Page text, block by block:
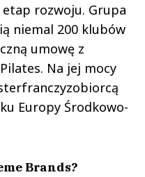
rozwoju. Grupa
niemal 200 klubów
umowę z
Na jej mocy
Europy Środkowo-
Brands?